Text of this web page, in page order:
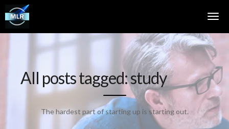
All posts tagged: study
The hardest part of starting up is starting out.